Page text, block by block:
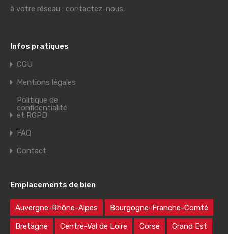
à votre réseau : contactez-nous.
Infos pratiques
CGU
Mentions légales
Politique de
confidentialité
et RGPD
FAQ
Contact
Emplacements de bien
Auvergne-Rhône-Alpes Bourgogne-Franche-Comté
Bretagne Centre-Val de Loire Corse Grand Est